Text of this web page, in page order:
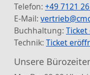
Telefon: +49 7121
E-Mail:
Buchhaltung:
Technik: Ticket
Unsere